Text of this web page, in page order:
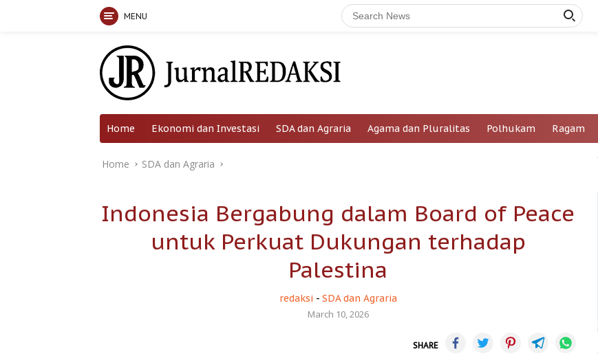
MENU
Home Ekonomi dan Investasi SDA dan Agraria Agama dan Pluralitas Polhukam Ragam
Home SDA dan Agraria
Indonesia Bergabung dalam Board of Peace
untuk Perkuat Dukungan terhadap
Palestina
redaksi - SDA dan Agraria
March 10, 2026
SHARE